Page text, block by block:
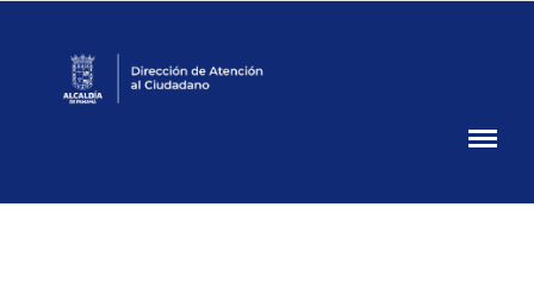
Atención
Ciudadana